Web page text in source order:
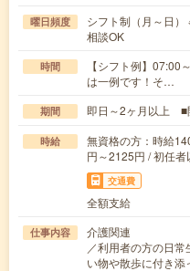
曜日頻度
シフト制（月～日
相談OK
時間
【シフト例】
は一例です！そ…
期間 即日～2ヶ月以上 ■
時給
無資格の方：時給
円～2125円 / 初任
交通費
全額支給
仕事内容
介護関連
／利用者の方の日
い物や散歩に付き